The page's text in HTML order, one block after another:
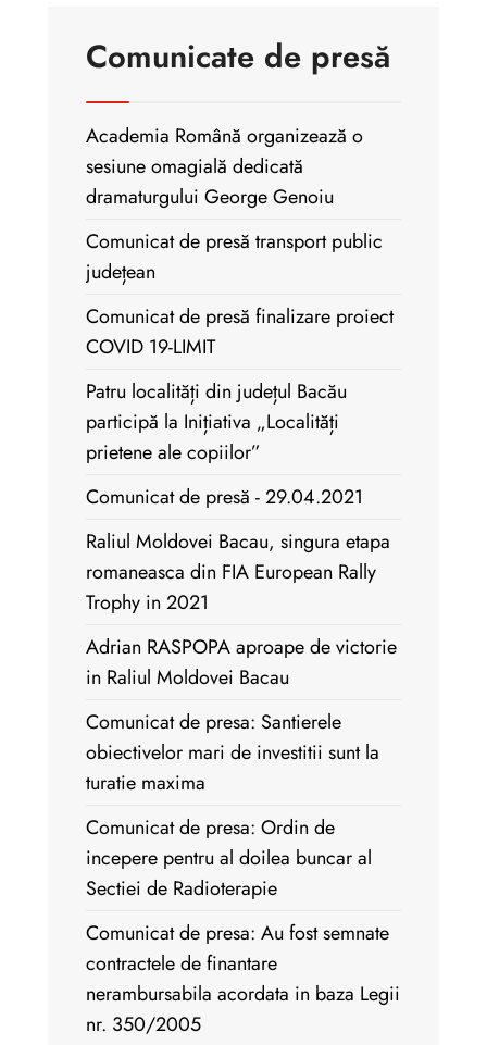
Comunicate de presă
Academia Română organizează o
sesiune omagială dedicată
dramaturgului George Genoiu
Comunicat de presă transport public
județean
Comunicat de presă finalizare proiect
COVID 19-LIMIT
Patru localități din județul Bacău
participă la Inițiativa „Localități
prietene ale copiilor”
Comunicat de presă - 29.04.2021
Raliul Moldovei Bacau, singura etapa
romaneasca din FIA European Rally
Trophy in 2021
Adrian RASPOPA aproape de victorie
in Raliul Moldovei Bacau
Comunicat de presa: Santierele
obiectivelor mari de investitii sunt la
turatie maxima
Comunicat de presa: Ordin de
incepere pentru al doilea buncar al
Sectiei de Radioterapie
Comunicat de presa: Au fost semnate
contractele de finantare
nerambursabila acordata in baza Legii
nr. 350/2005